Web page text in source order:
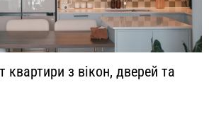
квартири з вікон, дверей та